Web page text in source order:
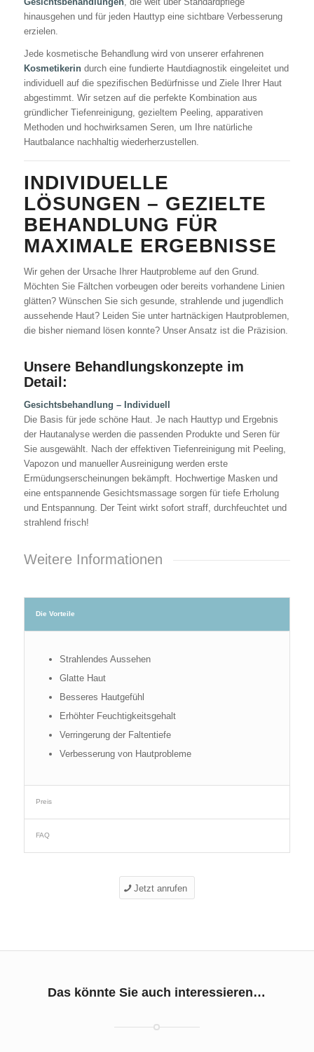
hinausgehen und für jeden Hauttyp eine sichtbare Verbesserung
erzielen.
Jede kosmetische Behandlung wird von unserer erfahrenen
Kosmetikerindurch eine fundierte Hautdiagnostik eingeleitet und
individuell auf die spezifischen Bedürfnisse und Ziele Ihrer Haut
abgestimmt. Wir setzen auf die perfekte Kombination aus
gründlicher Tiefenreinigung, gezieltem Peeling, apparativen
Methoden und hochwirksamen Seren, um Ihre natürliche
Hautbalance nachhaltig wiederherzustellen.
INDIVIDUELLE
LÖSUNGEN – GEZIELTE
BEHANDLUNG FÜR
MAXIMALE ERGEBNISSE
Wir gehen der Ursache Ihrer Hautprobleme auf den Grund.
Möchten Sie Fältchen vorbeugen oder bereits vorhandene Linien
glätten? Wünschen Sie sich gesunde, strahlende und jugendlich
aussehende Haut? Leiden Sie unter hartnäckigen Hautproblemen,
die bisher niemand lösen konnte? Unser Ansatz ist die Präzision.
Unsere Behandlungskonzepte im
Detail:
Gesichtsbehandlung – Individuell
Die Basis für jede schöne Haut. Je nach Hauttyp und Ergebnis
der Hautanalyse werden die passenden Produkte und Seren für
Sie ausgewählt. Nach der effektiven Tiefenreinigung mit Peeling,
Vapozon und manueller Ausreinigung werden erste
Ermüdungserscheinungen bekämpft. Hochwertige Masken und
eine entspannende Gesichtsmassage sorgen für tiefe Erholung
und Entspannung. Der Teint wirkt sofort straff, durchfeuchtet und
strahlend frisch!
Weitere Informationen
Die Vorteile
Strahlendes Aussehen
Glatte Haut
Besseres Hautgefühl
Erhöhter Feuchtigkeitsgehalt
Verringerung der Faltentiefe
Verbesserung von Hautprobleme
Preis
FAQ
Jetzt anrufen
Das könnte Sie auch interessieren…